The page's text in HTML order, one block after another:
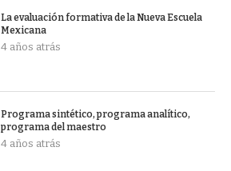
La evaluación formativa de la Nueva Escuela
Mexicana
4 años atrás
Programa sintético, programa analítico,
programa del maestro
4 años atrás